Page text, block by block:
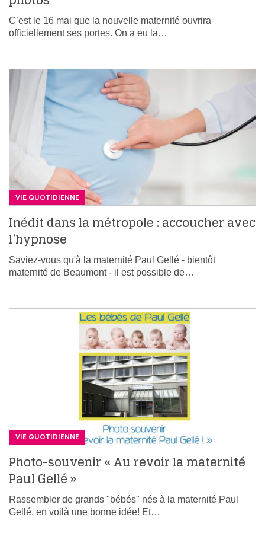
C’est le 16 mai que la nouvelle maternité ouvrira
officiellement ses portes. On a eu la…
VIE QUOTIDIENNE
Inédit dans la métropole : accoucher avec
l’hypnose
Saviez-vous qu'à la maternité Paul Gellé - bientôt
maternité de Beaumont - il est possible de…
VIE QUOTIDIENNE
Photo-souvenir « Au revoir la maternité
Paul Gellé »
Rassembler de grands "bébés" nés à la maternité Paul
Gellé, en voilà une bonne idée! Et…